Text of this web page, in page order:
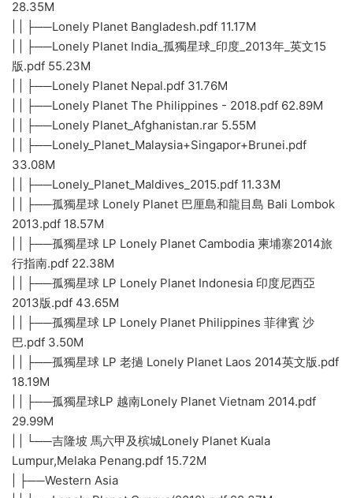
28.35M
| | ├──Lonely Planet Bangladesh.pdf 11.17M
| | ├──Lonely Planet India_孤獨星球_印度_2013年_英文15
版.pdf 55.23M
| | ├──Lonely Planet Nepal.pdf 31.76M
| | ├──Lonely Planet The Philippines - 2018.pdf 62.89M
| | ├──Lonely Planet_Afghanistan.rar 5.55M
| | ├──Lonely_Planet_Malaysia+Singapor+Brunei.pdf
33.08M
| | ├──Lonely_Planet_Maldives_2015.pdf 11.33M
| | ├──孤獨星球 Lonely Planet 巴厘島和龍目島 Bali Lombok
2013.pdf 18.57M
| | ├──孤獨星球 LP Lonely Planet Cambodia 柬埔寨2014旅
行指南.pdf 22.38M
| | ├──孤獨星球 LP Lonely Planet Indonesia 印度尼西亞
2013版.pdf 43.65M
| | ├──孤獨星球 LP Lonely Planet Philippines 菲律賓 沙
巴.pdf 3.50M
| | ├──孤獨星球 LP 老撾 Lonely Planet Laos 2014英文版.pdf
18.19M
| | ├──孤獨星球LP 越南Lonely Planet Vietnam 2014.pdf
29.99M
| | └──吉隆坡 馬六甲及槟城Lonely Planet Kuala
Lumpur,Melaka Penang.pdf 15.72M
| ├──Western Asia